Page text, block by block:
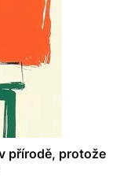
přírodě, protože